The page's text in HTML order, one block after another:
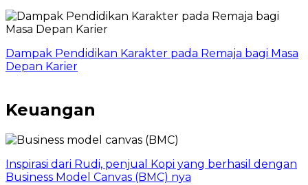
Dampak Pendidikan Karakter pada Remaja bagi Masa
Depan Karier
Keuangan
Inspirasi dari Rudi, penjual Kopi yang berhasil dengan
Business Model Canvas (BMC) nya